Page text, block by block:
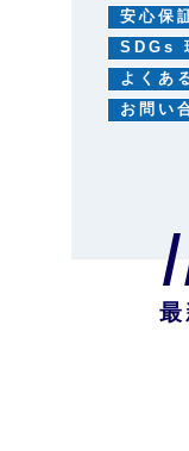
安心保
SDGs
よくあ
お問い